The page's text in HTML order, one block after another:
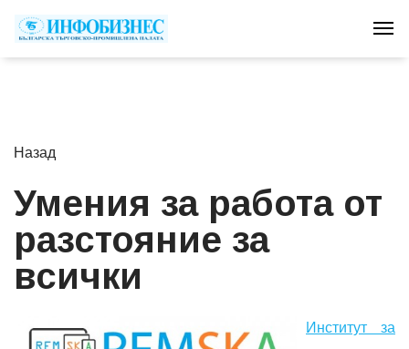
Назад
Умения за работа от
разстояние за
всички
Институт за